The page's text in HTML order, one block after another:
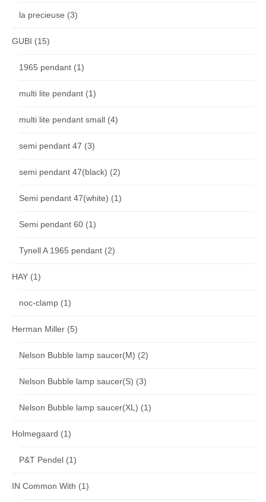
la precieuse (3)
GUBI (15)
1965 pendant (1)
multi lite pendant (1)
multi lite pendant small (4)
semi pendant 47 (3)
semi pendant 47(black) (2)
Semi pendant 47(white) (1)
Semi pendant 60 (1)
Tynell A 1965 pendant (2)
HAY (1)
noc-clamp (1)
Herman Miller (5)
Nelson Bubble lamp saucer(M) (2)
Nelson Bubble lamp saucer(S) (3)
Nelson Bubble lamp saucer(XL) (1)
Holmegaard (1)
P&T Pendel (1)
IN Common With (1)